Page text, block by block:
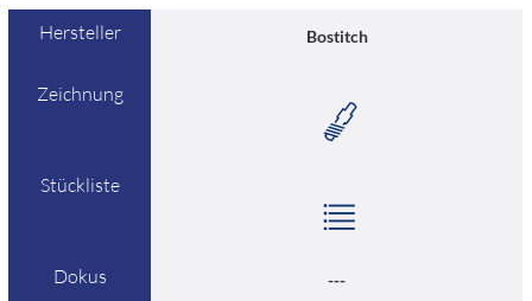
Hersteller Bostitch
Zeichnung
Stückliste
Dokus ---